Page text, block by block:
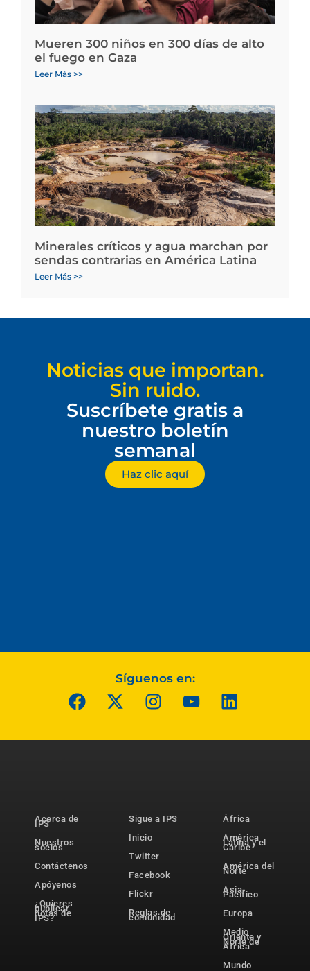
Mueren 300 niños en 300 días de alto
el fuego en Gaza
Leer Más >>
Minerales críticos y agua marchan por
sendas contrarias en América Latina
Leer Más >>
Noticias que importan.
Sin ruido.
Suscríbete gratis a
nuestro boletín
semanal
Haz clic aquí
Síguenos en:
Acerca de
IPS
Nuestros
socios
Contáctenos
Apóyenos
¿Quieres
publicar
notas de
IPS?
Sigue a IPS
Inicio
Twitter
Facebook
Flickr
Reglas de
comunidad
África
América
Latina y el
Caribe
América del
Norte
Asia-
Pacífico
Europa
Medio
Oriente y
Norte de
África
Mundo